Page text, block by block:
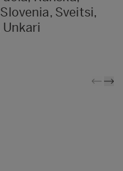
Sveitsi,
Unkari